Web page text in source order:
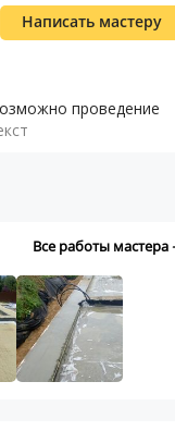
Написать мастеру
проведение
Все работы мастера